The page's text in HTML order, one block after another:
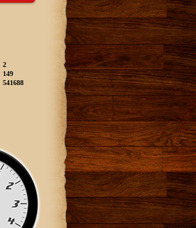
2
149
541688